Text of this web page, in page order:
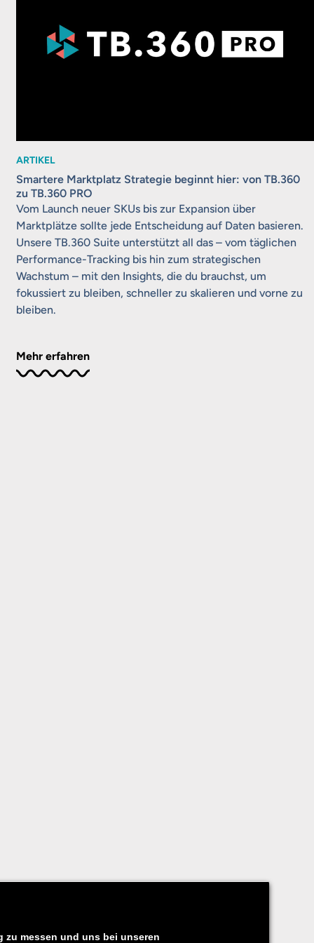
ARTIKEL
Smartere Marktplatz Strategie beginnt hier: von TB.360
zu TB.360 PRO
Vom Launch neuer SKUs bis zur Expansion über
Marktplätze sollte jede Entscheidung auf Daten basieren.
Unsere TB.360 Suite unterstützt all das – vom täglichen
Performance-Tracking bis hin zum strategischen
Wachstum – mit den Insights, die du brauchst, um
fokussiert zu bleiben, schneller zu skalieren und vorne zu
bleiben.
Mehr erfahren